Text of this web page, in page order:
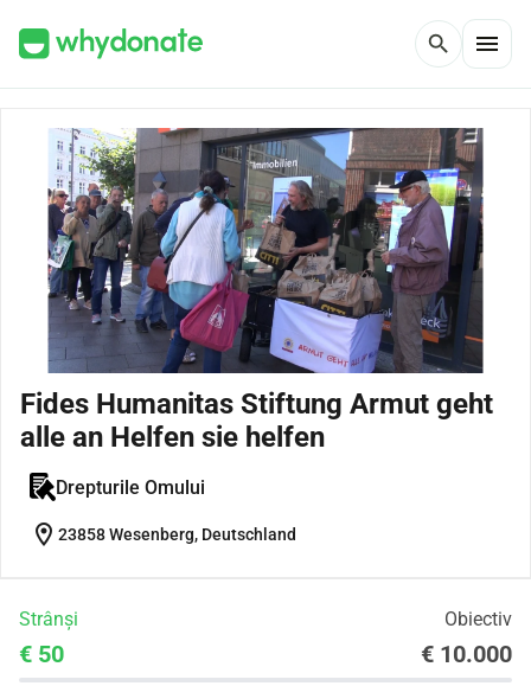
search menu
Fides Humanitas Stiftung Armut geht
alle an Helfen sie helfen
Drepturile Omului
location_on 23858 Wesenberg, Deutschland
Strânși Obiectiv
€ 50 € 10.000